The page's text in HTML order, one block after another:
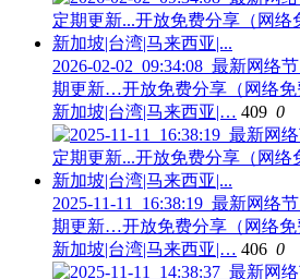
2026-02-02_09:34:08_最新网
期更新…开放免费分享（网络免
新加坡|台湾|马来西亚|… 409 0
2025-11-11_16:38:19_最新网
期更新…开放免费分享（网络免
新加坡|台湾|马来西亚|… 406 0